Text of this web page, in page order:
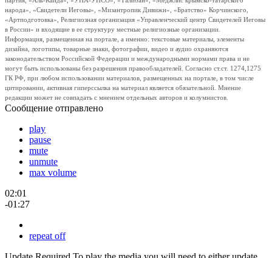
народа», «Свидетели Иеговы», «Мизантропик Дивижн», «Братство» Корчинского,
«Артподготовка», Религиозная организация «Управленческий центр Свидетелей Иеговы
в России» и входящие в ее структуру местные религиозные организации.
Информация, размещенная на портале, а именно: текстовые материалы, элементы
дизайна, логотипы, товарные знаки, фотографии, видео и аудио охраняются
законодательством Российской Федерации и международными нормами права и не
могут быть использованы без разрешения правообладателей. Согласно ст.ст. 1274,1275
ГК РФ, при любом использовании материалов, размещенных на портале, в том числе
цитировании, активная гиперссылка на материал является обязательной. Мнение
редакции может не совпадать с мнением отдельных авторов и колумнистов.
Сообщение отправлено
play
pause
mute
unmute
max volume
02:01
-01:27
repeat off